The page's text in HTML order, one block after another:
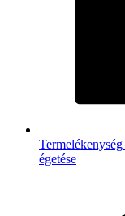
Termelékenység
égetése